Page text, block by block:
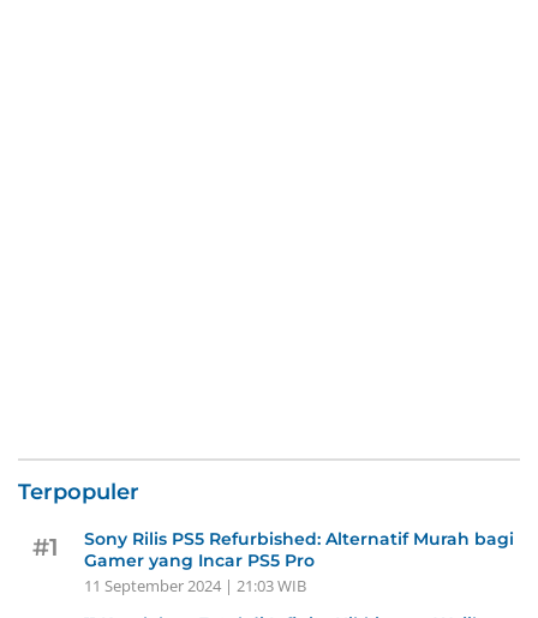
Terpopuler
#1
Sony Rilis PS5 Refurbished: Alternatif Murah bagi
Gamer yang Incar PS5 Pro
11 September 2024 | 21:03 WIB